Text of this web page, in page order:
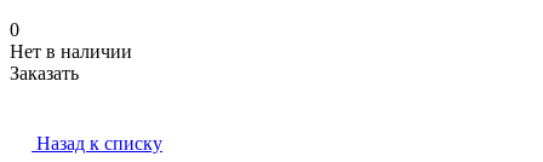
0
Нет в наличии
Заказать
Назад к списку